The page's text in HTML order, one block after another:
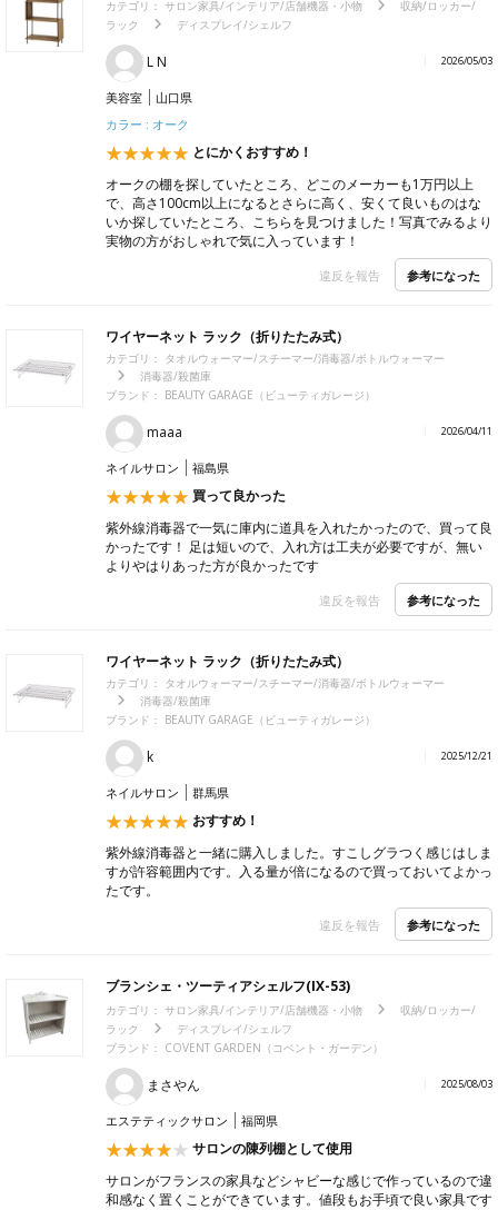
カテゴリ： サロン家具/インテリア/店舗機器・小物
収納/ロッカー/
ラック
ディスプレイ/シェルフ
L N 2026/05/03
美容室
山口県
カラー : オーク
とにかくおすすめ！
オークの棚を探していたところ、どこのメーカーも1万円以上
で、高さ100cm以上になるとさらに高く、安くて良いものはな
いか探していたところ、こちらを見つけました！写真でみるより
実物の方がおしゃれで気に入っています！
違反を報告 参考になった
ワイヤーネット ラック（折りたたみ式）
カテゴリ： タオルウォーマー/スチーマー/消毒器/ボトルウォーマー
消毒器/殺菌庫
ブランド： BEAUTY GARAGE（ビューティガレージ）
maaa 2026/04/11
ネイルサロン 福島県
買って良かった
紫外線消毒器で一気に庫内に道具を入れたかったので、買って良
かったです！ 足は短いので、入れ方は工夫が必要ですが、無い
よりやはりあった方が良かったです
違反を報告 参考になった
ワイヤーネット ラック（折りたたみ式）
カテゴリ： タオルウォーマー/スチーマー/消毒器/ボトルウォーマー
消毒器/殺菌庫
ブランド： BEAUTY GARAGE（ビューティガレージ）
k 2025/12/21
ネイルサロン 群馬県
おすすめ！
紫外線消毒器と一緒に購入しました。すこしグラつく感じはしま
すが許容範囲内です。入る量が倍になるので買っておいてよかっ
たです。
違反を報告 参考になった
ブランシェ・ツーティアシェルフ(IX-53)
カテゴリ： サロン家具/インテリア/店舗機器・小物
収納/ロッカー/
ラック
ディスプレイ/シェルフ
ブランド： COVENT GARDEN（コベント・ガーデン）
まさやん 2025/08/03
エステティックサロン 福岡県
サロンの陳列棚として使用
サロンがフランスの家具などシャビーな感じで作っているので違
和感なく置くことができています。値段もお手頃で良い家具です